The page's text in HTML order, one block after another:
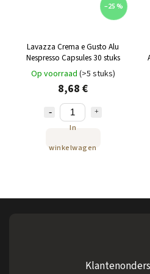
–25 %
Lavazza Crema e Gusto Alu
Nespresso Capsules 30 stuks
Op voorraad (>5 stuks)
8,68 €
In
winkelwagen